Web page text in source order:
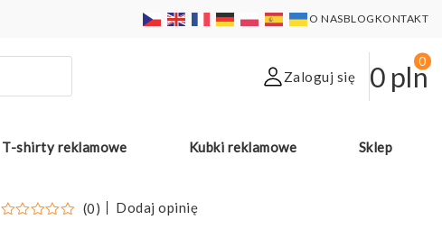
O NASBLOGKONTAKT
Zaloguj się 0 pln
0
T-shirty reklamowe Kubki reklamowe Sklep
(0) Dodaj opinię